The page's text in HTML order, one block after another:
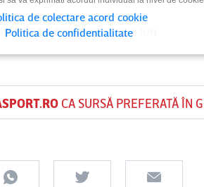
DE DAIAN CUTUPE 2 IUN
CA SURSĂ PREFERATĂ ÎN
de colectare acord cookie
Politica de confidentialitate